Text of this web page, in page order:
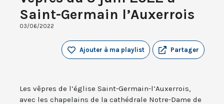
Saint-Germain l’Auxerrois
03/06/2022
Partager
Ajouter à ma playlist
Les vêpres de l’église Saint-Germain-l’Auxerrois,
avec les chapelains de la cathédrale Notre-Dame de